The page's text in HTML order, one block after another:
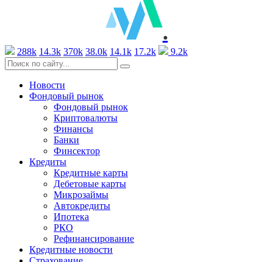
.
288k 14.3k 370k 38.0k 14.1k 17.2k 9.2k
Новости
Фондовый рынок
Фондовый рынок
Криптовалюты
Финансы
Банки
Финсектор
Кредиты
Кредитные карты
Дебетовые карты
Микрозаймы
Автокредиты
Ипотека
РКО
Рефинансирование
Кредитные новости